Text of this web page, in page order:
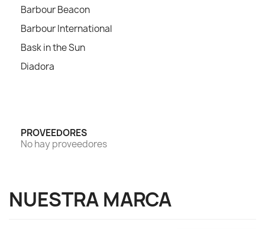
Barbour Beacon
Barbour International
Bask in the Sun
Diadora
PROVEEDORES
No hay proveedores
NUESTRA MARCA